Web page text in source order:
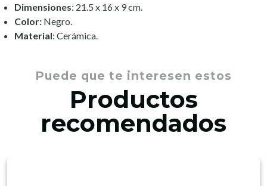
Dimensiones: 21.5 x 16 x 9 cm.
Color: Negro.
Material: Cerámica.
Puede que te interesen estos
Productos
recomendados